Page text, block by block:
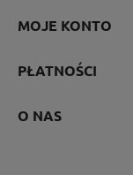
MOJE KONTO
PŁATNOŚCI
O NAS